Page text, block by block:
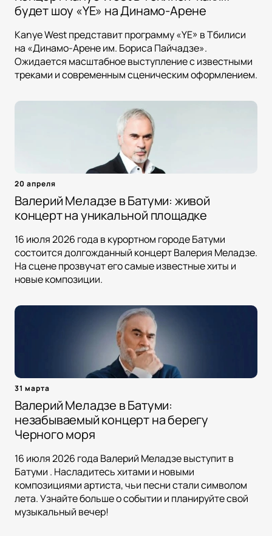
будет шоу «YE» на Динамо-Арене
Kanye West представит программу «YE» в Тбилиси
на «Динамо-Арене им. Бориса Пайчадзе».
Ожидается масштабное выступление с известными
треками и современным сценическим оформлением.
20 апреля
Валерий Меладзе в Батуми: живой
концерт на уникальной площадке
16 июля 2026 года в курортном городе Батуми
состоится долгожданный концерт Валерия Меладзе.
На сцене прозвучат его самые известные хиты и
новые композиции.
31 марта
Валерий Меладзе в Батуми:
незабываемый концерт на берегу
Черного моря
16 июля 2026 года Валерий Меладзе выступит в
Батуми . Насладитесь хитами и новыми
композициями артиста, чьи песни стали символом
лета. Узнайте больше о событии и планируйте свой
музыкальный вечер!